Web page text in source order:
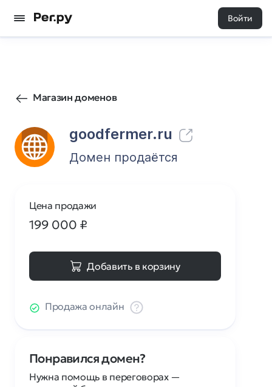
Войти
Магазин доменов
goodfermer.ru
36 0
Домен продаётся
Цена продажи
199 000 ₽
Добавить в корзину
Продажа онлайн
Понравился домен?
Нужна помощь в переговорах —